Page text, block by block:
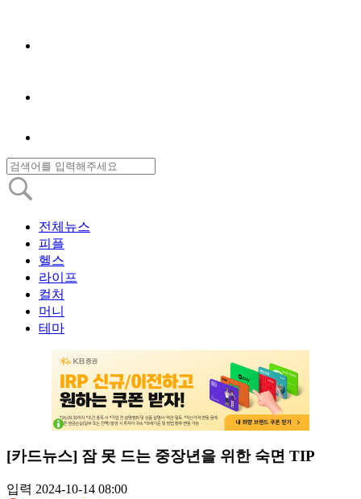
전체뉴스
피플
헬스
라이프
컬처
머니
테마
[카드뉴스] 잠 못 드는 중장년을 위한 숙면 TIP
입력 2024-10-14 08:00